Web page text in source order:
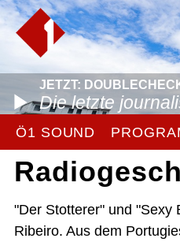
JETZT:
Die letzte
Ö1 SOUND
"Der Stotterer" und "Sexy
Ribeiro. Aus dem